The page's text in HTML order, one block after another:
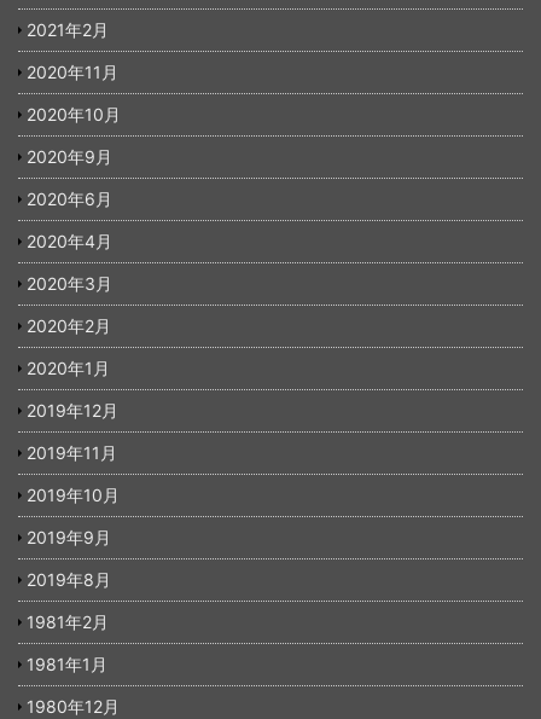
2021年2月
2020年11月
2020年10月
2020年9月
2020年6月
2020年4月
2020年3月
2020年2月
2020年1月
2019年12月
2019年11月
2019年10月
2019年9月
2019年8月
1981年2月
1981年1月
1980年12月